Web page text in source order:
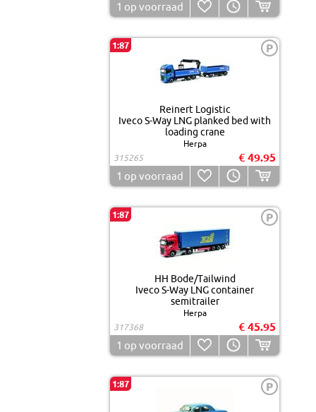
1 op voorraad
1:87 P
Reinert Logistic
Iveco S-Way LNG planked bed with
loading crane
Herpa
315265
€ 49.95
1 op voorraad
1:87 P
HH Bode/Tailwind
Iveco S-Way LNG container
semitrailer
Herpa
317368
€ 45.95
1 op voorraad
1:87 P